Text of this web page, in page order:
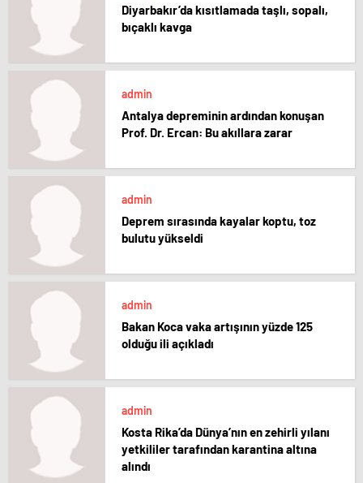
Diyarbakır’da kısıtlamada taşlı, sopalı,
bıçaklı kavga
admin
Antalya depreminin ardından konuşan
Prof. Dr. Ercan: Bu akıllara zarar
admin
Deprem sırasında kayalar koptu, toz
bulutu yükseldi
admin
Bakan Koca vaka artışının yüzde 125
olduğu ili açıkladı
admin
Kosta Rika’da Dünya’nın en zehirli yılanı
yetkililer tarafından karantina altına
alındı